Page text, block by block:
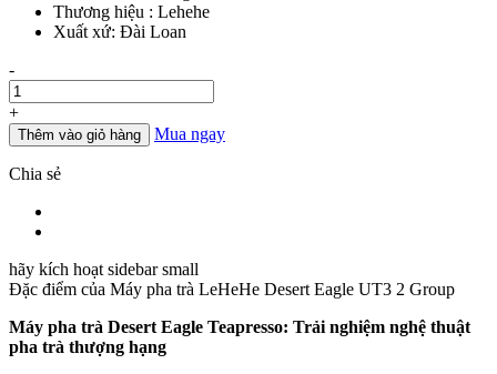
Thương hiệu : Lehehe
Xuất xứ: Đài Loan
Số
lượng
-
+
Thêm vào giỏ hàng Mua ngay
Chia sẻ
hãy kích hoạt sidebar small
Đặc điểm của Máy pha trà LeHeHe Desert Eagle UT3 2 Group
Máy pha trà Desert Eagle Teapresso: Trải nghiệm nghệ thuật
pha trà thượng hạng